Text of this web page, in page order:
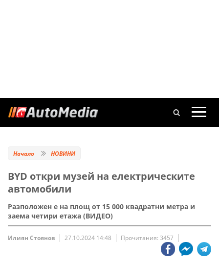
Начало НОВИНИ
BYD откри музей на електрическите
автомобили
Разположен е на площ от 15 000 квадратни метра и
заема четири етажа (ВИДЕО)
Илиян Стоянов 27.10.2024 14:48 Прочитания: 3457